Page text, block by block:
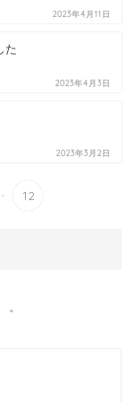
2023年4月11日
た
2023年4月3日
2023年3月2日
12